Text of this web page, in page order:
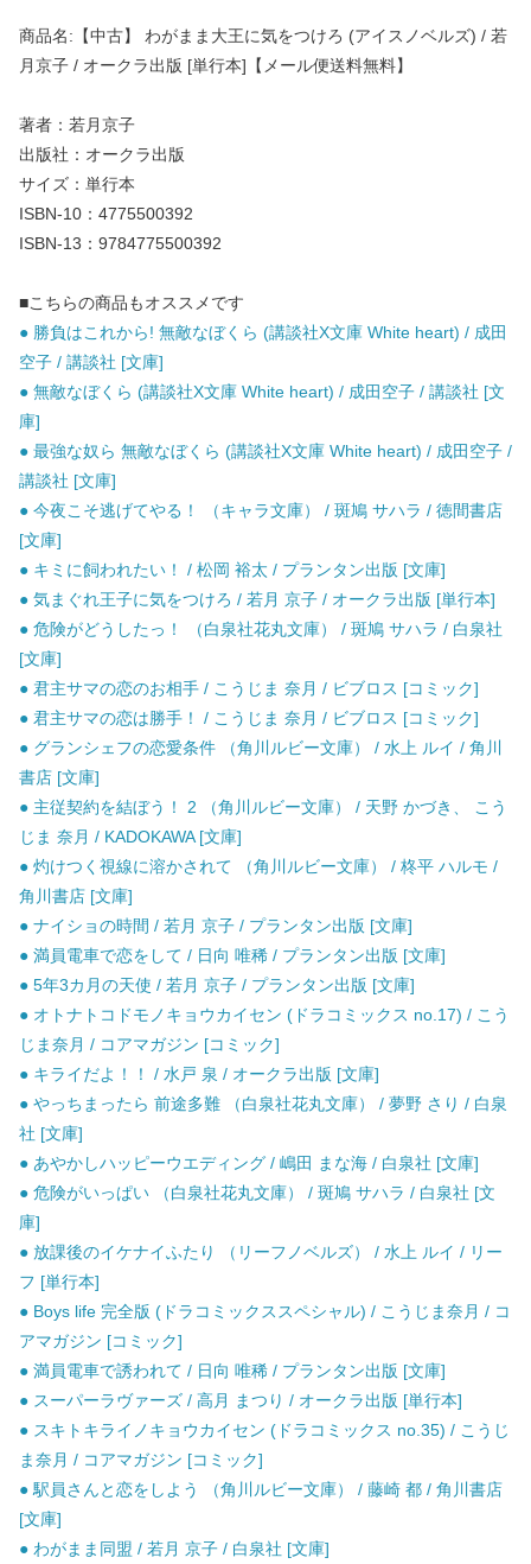
商品名:【中古】 わがまま大王に気をつけろ (アイスノベルズ) / 若
月京子 / オークラ出版 [単行本]【メール便送料無料】
著者：若月京子
出版社：オークラ出版
サイズ：単行本
ISBN-10：4775500392
ISBN-13：9784775500392
■こちらの商品もオススメです
● 勝負はこれから! 無敵なぼくら (講談社X文庫 White heart) / 成田
空子 / 講談社 [文庫]
● 無敵なぼくら (講談社X文庫 White heart) / 成田空子 / 講談社 [文
庫]
● 最強な奴ら 無敵なぼくら (講談社X文庫 White heart) / 成田空子 /
講談社 [文庫]
● 今夜こそ逃げてやる！ （キャラ文庫） / 斑鳩 サハラ / 徳間書店
[文庫]
● キミに飼われたい！ / 松岡 裕太 / プランタン出版 [文庫]
● 気まぐれ王子に気をつけろ / 若月 京子 / オークラ出版 [単行本]
● 危険がどうしたっ！ （白泉社花丸文庫） / 斑鳩 サハラ / 白泉社
[文庫]
● 君主サマの恋のお相手 / こうじま 奈月 / ビブロス [コミック]
● 君主サマの恋は勝手！ / こうじま 奈月 / ビブロス [コミック]
● グランシェフの恋愛条件 （角川ルビー文庫） / 水上 ルイ / 角川
書店 [文庫]
● 主従契約を結ぼう！ 2 （角川ルビー文庫） / 天野 かづき、 こう
じま 奈月 / KADOKAWA [文庫]
● 灼けつく視線に溶かされて （角川ルビー文庫） / 柊平 ハルモ /
角川書店 [文庫]
● ナイショの時間 / 若月 京子 / プランタン出版 [文庫]
● 満員電車で恋をして / 日向 唯稀 / プランタン出版 [文庫]
● 5年3カ月の天使 / 若月 京子 / プランタン出版 [文庫]
● オトナトコドモノキョウカイセン (ドラコミックス no.17) / こう
じま奈月 / コアマガジン [コミック]
● キライだよ！！ / 水戸 泉 / オークラ出版 [文庫]
● やっちまったら 前途多難 （白泉社花丸文庫） / 夢野 さり / 白泉
社 [文庫]
● あやかしハッピーウエディング / 嶋田 まな海 / 白泉社 [文庫]
● 危険がいっぱい （白泉社花丸文庫） / 斑鳩 サハラ / 白泉社 [文
庫]
● 放課後のイケナイふたり （リーフノベルズ） / 水上 ルイ / リー
フ [単行本]
● Boys life 完全版 (ドラコミックススペシャル) / こうじま奈月 / コ
アマガジン [コミック]
● 満員電車で誘われて / 日向 唯稀 / プランタン出版 [文庫]
● スーパーラヴァーズ / 高月 まつり / オークラ出版 [単行本]
● スキトキライノキョウカイセン (ドラコミックス no.35) / こうじ
ま奈月 / コアマガジン [コミック]
● 駅員さんと恋をしよう （角川ルビー文庫） / 藤崎 都 / 角川書店
[文庫]
● わがまま同盟 / 若月 京子 / 白泉社 [文庫]